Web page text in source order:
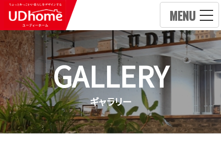
MENU
GALLERY
ギャラリー